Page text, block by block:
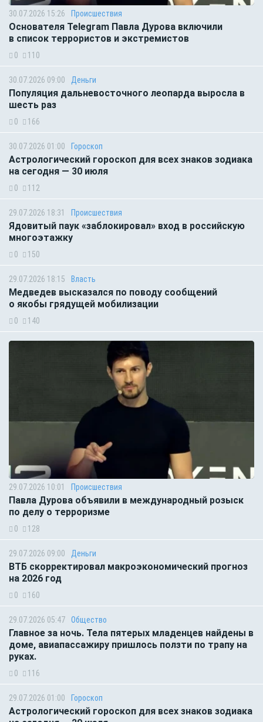
30.07.2026 15:26 Происшествия
Основателя Telegram Павла Дурова включили
в список террористов и экстремистов
0 110
30.07.2026 09:00 Деньги
Популяция дальневосточного леопарда выросла в
шесть раз
0 166
30.07.2026 01:00 Гороскоп
Астрологический гороскоп для всех знаков зодиака
на сегодня — 30 июля
0 112
29.07.2026 18:31 Происшествия
Ядовитый паук «заблокировал» вход в российскую
многоэтажку
0 150
29.07.2026 18:15 Власть
Медведев высказался по поводу сообщений
о якобы грядущей мобилизации
0 140
29.07.2026 10:01 Происшествия
Павла Дурова объявили в международный розыск
по делу о терроризме
0 128
29.07.2026 09:00 Деньги
ВТБ скорректировал макроэкономический прогноз
на 2026 год
0 160
29.07.2026 05:47 Общество
Главное за ночь. Тела пятерых младенцев найдены в
доме, авиапассажиру пришлось ползти по трапу на
руках.
0 116
29.07.2026 01:00 Гороскоп
Астрологический гороскоп для всех знаков зодиака